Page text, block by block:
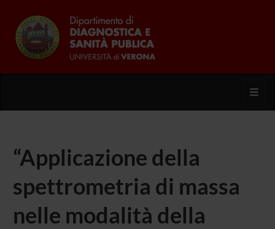
“Applicazione della
spettrometria di massa
nelle modalità della